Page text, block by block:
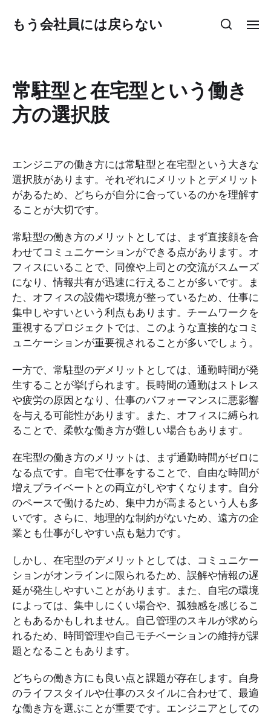
もう会社員には戻らない
常駐型と在宅型という働き
方の選択肢
エンジニアの働き方には常駐型と在宅型という大きな
選択肢があります。それぞれにメリットとデメリット
があるため、どちらが自分に合っているのかを理解す
ることが大切です。
常駐型の働き方のメリットとしては、まず直接顔を合
わせてコミュニケーションができる点があります。オ
フィスにいることで、同僚や上司との交流がスムーズ
になり、情報共有が迅速に行えることが多いです。ま
た、オフィスの設備や環境が整っているため、仕事に
集中しやすいという利点もあります。チームワークを
重視するプロジェクトでは、このような直接的なコミ
ュニケーションが重要視されることが多いでしょう。
一方で、常駐型のデメリットとしては、通勤時間が発
生することが挙げられます。長時間の通勤はストレス
や疲労の原因となり、仕事のパフォーマンスに悪影響
を与える可能性があります。また、オフィスに縛られ
ることで、柔軟な働き方が難しい場合もあります。
在宅型の働き方のメリットは、まず通勤時間がゼロに
なる点です。自宅で仕事をすることで、自由な時間が
増えプライベートとの両立がしやすくなります。自分
のペースで働けるため、集中力が高まるという人も多
いです。さらに、地理的な制約がないため、遠方の企
業とも仕事がしやすい点も魅力です。
しかし、在宅型のデメリットとしては、コミュニケー
ションがオンラインに限られるため、誤解や情報の遅
延が発生しやすいことがあります。また、自宅の環境
によっては、集中しにくい場合や、孤独感を感じるこ
ともあるかもしれません。自己管理のスキルが求めら
れるため、時間管理や自己モチベーションの維持が課
題となることもあります。
どちらの働き方にも良い点と課題が存在します。自身
のライフスタイルや仕事のスタイルに合わせて、最適
な働き方を選ぶことが重要です。エンジニアとしての